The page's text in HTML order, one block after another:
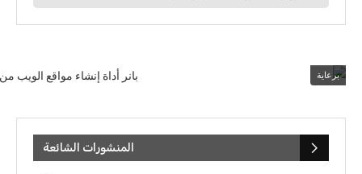
برعاية
المنشورات الشائعة